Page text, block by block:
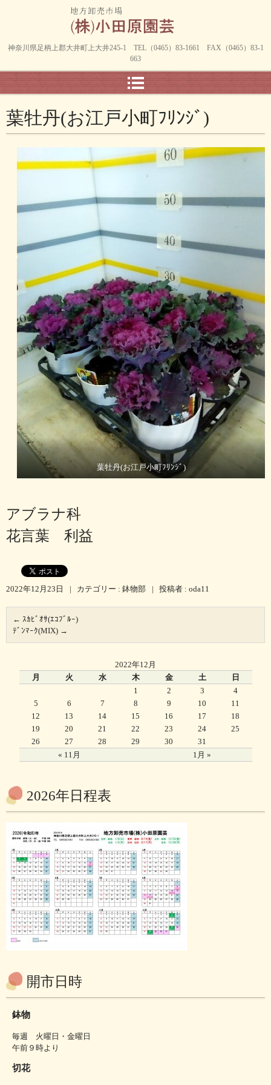
神奈川県足柄上郡大井町上大井245-1 TEL（0465）83-1661 FAX（0465）83-1
663
葉牡丹(お江戸小町ﾌﾘﾝｼﾞ)
葉牡丹(お江戸小町ﾌﾘﾝｼﾞ)
アブラナ科
花言葉 利益
2022年12月23日 | カテゴリー : 鉢物部 | 投稿者 : oda11
← ｽｶﾋﾞｵｻ(ｴｺﾌﾞﾙｰ)
ﾃﾞﾝﾏｰｸ(MIX) →
2022年12月
月
火 水 木 金 土 日
« 11月 1月 »
1 2 3
4
5
6 7 8 9 10
11
12
13 14 15 16 17
18
19
20 21 22 23 24
25
26
27 28 29 30 31
2026年日程表
開市日時
鉢物
毎週 火曜日・金曜日
午前９時より
切花